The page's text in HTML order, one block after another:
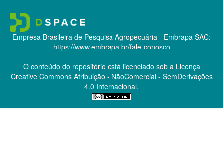
Empresa Brasileira de Pesquisa Agropecuária - Embrapa SAC:
https://www.embrapa.br/fale-conosco
O conteúdo do repositório está licenciado sob a Licença
Creative CommonsAtribuição - NãoComercial - SemDerivações
4.0 Internacional.